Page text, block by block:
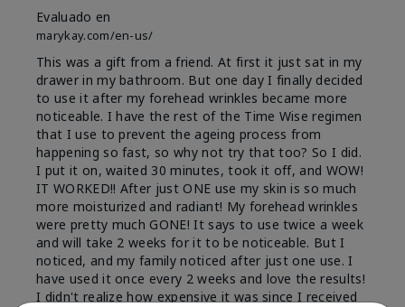
Evaluado en
marykay.com/en-us/
This was a gift from a friend. At first it just sat in my
drawer in my bathroom. But one day I finally decided
to use it after my forehead wrinkles became more
noticeable. I have the rest of the Time Wise regimen
that I use to prevent the ageing process from
happening so fast, so why not try that too? So I did.
I put it on, waited 30 minutes, took it off, and WOW!
IT WORKED!! After just ONE use my skin is so much
more moisturized and radiant! My forehead wrinkles
were pretty much GONE! It says to use twice a week
and will take 2 weeks for it to be noticeable. But I
noticed, and my family noticed after just one use. I
have used it once every 2 weeks and love the results!
I didn't realize how expensive it was since I received